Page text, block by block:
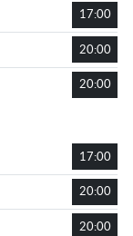
17:00
20:00
20:00
17:00
20:00
20:00